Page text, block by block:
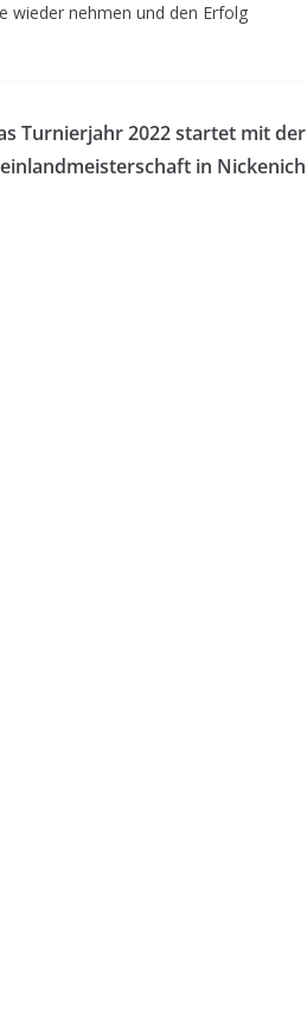
wieder nehmen und den Erfolg
Turnierjahr 2022 startet mit der
in Nickenich